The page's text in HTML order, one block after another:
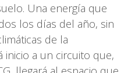
Una energía que
los días del año, sin
de la
inicio a un circuito que,